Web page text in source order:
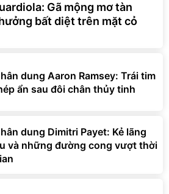
Gã mộng mơ tàn
bất diệt trên mặt cỏ
dung Aaron Ramsey: Trái tim
ẩn sau đôi chân thủy tinh
dung Dimitri Payet: Kẻ lãng
và những đường cong vượt thời